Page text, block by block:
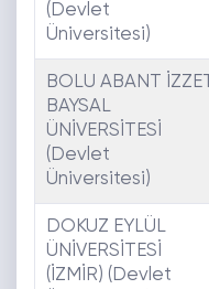
(Devlet
Üniversitesi)
BOLU ABANT İZZET
BAYSAL
ÜNİVERSİTESİ
(Devlet
Üniversitesi)
DOKUZ EYLÜL
ÜNİVERSİTESİ
(İZMİR) (Devlet